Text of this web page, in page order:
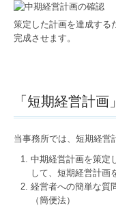
弊社のSDGs活動
スタッフインタビ
NSパートナーズの
お問合せ
策定した計画を達成する
完成させます。
「短期経営計
当事務所では、短期経営
中期経営計画を策定
して、短期経営計画
経営者への簡単な質
（簡便法）